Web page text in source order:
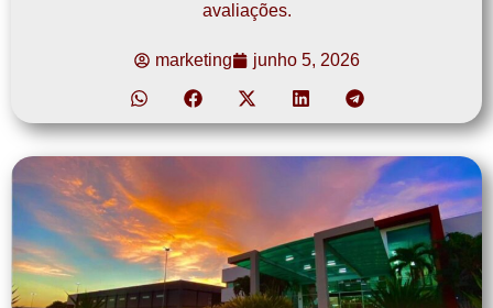
avaliações.
marketing junho 5, 2026